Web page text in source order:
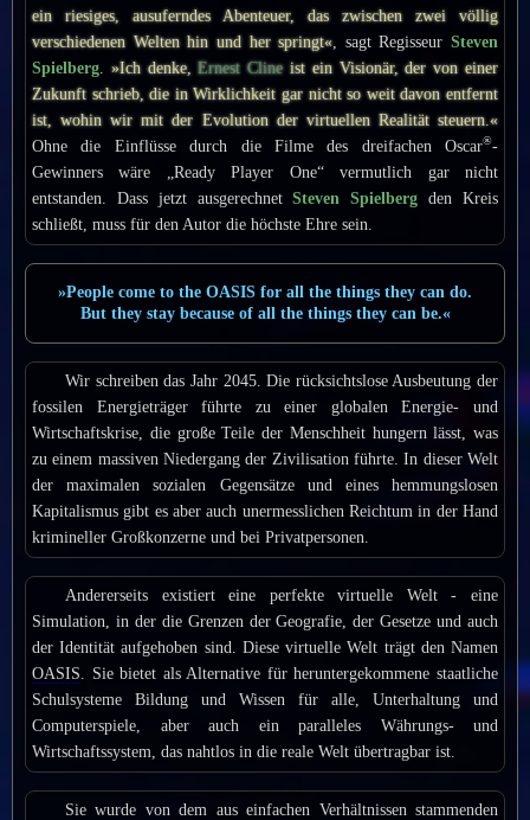
ein riesiges, ausuferndes Abenteuer, das zwischen zwei völlig
verschiedenen Welten hin und her springt« , sagt Regisseur Steven
Spielberg
»Ich denke, Ernest Clineist ein Visionär, der von einer
Zukunft schrieb, die in Wirklichkeit gar nicht so weit davon entfernt
ist, wohin wir mit der Evolution der virtuellen Realität steuern.«
Ohne die Einflüsse durch die Filme des dreifachen Oscar®-
Gewinners wäre „Ready Player One“ vermutlich gar nicht
entstanden. Dass jetzt ausgerechnetSteven Spielberg den Kreis
schließt, muss für den Autor die höchste Ehre sein.
»People come to the OASIS for all the things they can do.
But they stay because of all the things they can be.«
Wir schreiben das Jahr 2045. Die rücksichtslose Ausbeutung der
fossilen Energieträger führte zu einer globalen Energie- und
Wirtschaftskrise, die große Teile der Menschheit hungern lässt, was
zu einem massiven Niedergang der Zivilisation führte. In dieser Welt
der maximalen sozialen Gegensätze und eines hemmungslosen
Kapitalismus gibt es aber auch unermesslichen Reichtum in der Hand
krimineller Großkonzerne und bei Privatpersonen.
Andererseits existiert eine perfekte virtuelle Welt - eine
Simulation, in der die Grenzen der Geografie, der Gesetze und auch
der Identität aufgehoben sind. Diese virtuelle Welt trägt den Namen
OASIS . Sie bietet als Alternative für heruntergekommene staatliche
Schulsysteme Bildung und Wissen für alle, Unterhaltung und
Computerspiele, aber auch ein paralleles Währungs- und
Wirtschaftssystem, das nahtlos in die reale Welt übertragbar ist.
Sie wurde von dem aus einfachen Verhältnissen stammenden